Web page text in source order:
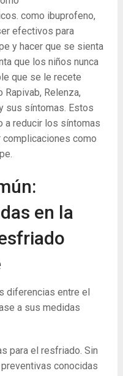
como ibuprofeno,
efectivos para
y hacer que se sienta
que los niños nunca
que se le recete
Relenza,
sus síntomas. Estos
a reducir los síntomas
complicaciones como
en la
diferencias entre el
a sus medidas
para el resfriado. Sin
conocidas